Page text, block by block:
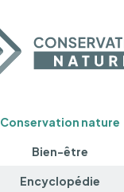
Conservation nature
Bien-être
Encyclopédie